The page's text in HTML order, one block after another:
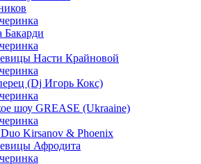
Бакарди
Насти Крайновой
(Dj Игорь Кокс)
шоу GREASE (Ukraaine)
Kirsanov & Phoenix
Афродита